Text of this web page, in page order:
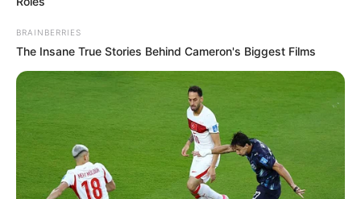
BRAINBERRIES
The Insane True Stories Behind Cameron's Biggest Films